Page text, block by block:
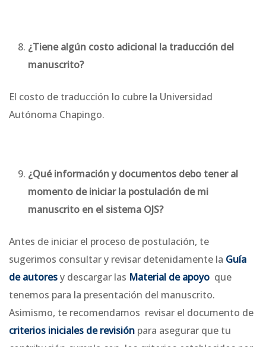
¿Tiene algún costo adicional la traducción del
manuscrito?
El costo de traducción lo cubre la Universidad
Autónoma Chapingo.
¿Qué información y documentos debo tener al
momento de iniciar la postulación de mi
manuscrito en el sistema OJS?
Antes de iniciar el proceso de postulación, te
sugerimos consultar y revisar detenidamente la Guía
de autoresy descargar las Material de apoyo que
tenemos para la presentación del manuscrito.
Asimismo, te recomendamos revisar el documento de
criterios iniciales de revisión para asegurar que tu